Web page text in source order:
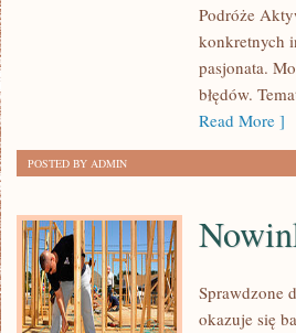
Podróże
konkretnych
pasjonata.
błędów.
Read More ]
POSTED BY ADMIN
Sprawdzone
okazuje się